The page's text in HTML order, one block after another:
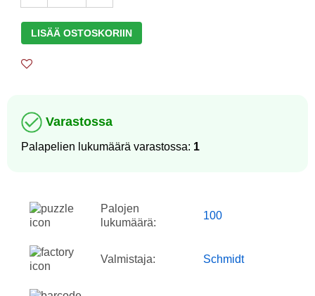
LISÄÄ OSTOSKORIIN
Varastossa
Palapelien lukumäärä varastossa: 1
Palojen
lukumäärä:
100
Valmistaja: Schmidt